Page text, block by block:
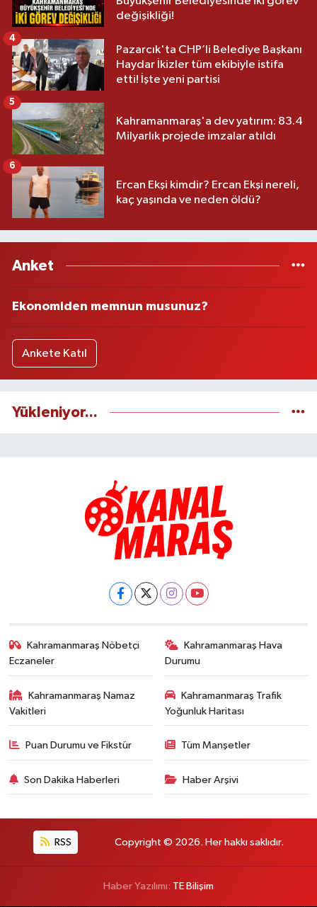
değişikliği!
Pazarcık'ta CHP’li Belediye Başkanı
Haydar İkizler tüm ekibiyle istifa
etti! İşte yeni partisi
4
Kahramanmaraş'a dev yatırım: 83.4
Milyarlık projede imzalar atıldı
5
Ercan Ekşi kimdir? Ercan Ekşi nereli,
kaç yaşında ve neden öldü?
6
Anket
Ekonomiden memnun musunuz?
Ankete Katıl
Yükleniyor...
Kahramanmaraş Nöbetçi
Eczaneler
Kahramanmaraş Hava
Durumu
Kahramanmaraş Namaz
Vakitleri
Kahramanmaraş Trafik
Yoğunluk Haritası
Puan Durumu ve Fikstür Tüm Manşetler
Son Dakika Haberleri Haber Arşivi
RSS Copyright © 2026. Her hakkı saklıdır.
Haber Yazılımı: TE Bilişim